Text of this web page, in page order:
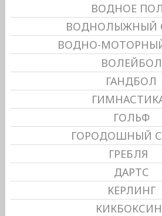
ВОДНОЕ
ВОДНОЛЫЖНЫЙ
ВОДНО-
ВОЛЕЙБОЛ
ГАНДБОЛ
ГОЛЬФ
ГОРОДОШНЫЙ
ГРЕБЛЯ
ДАРТС
КЕРЛИНГ